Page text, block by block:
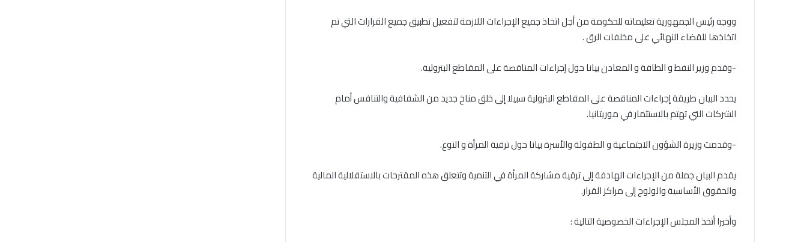
ووجه رئيس الجمهورية تعليماته للحكومة من أجل اتخاذ جميع الإجراءات اللازمة لتفعيل تطبيق جميع القرارات التي تم
اتخاذها للقضاء النهائي على مخلفات الرق .
-وقدم وزير النفط و الطاقة و المعادن بيانا حول إجراءات المناقصة على المقاطع البترولية.
يحدد البيان طريقة إجراءات المناقصة على المقاطع البترولية سبيلا إلى خلق مناخ جديد من الشفافية والتنافس أمام
الشركات التي تهتم بالاستثمار في موريتانيا.
-وقدمت وزيرة الشؤون الاجتماعية و الطفولة والأسرة بيانا حول ترقية المرأة و النوع.
يقدم البيان جملة من الإجراءات الهادفة إلى ترقية مشاركة المرأة في التنمية وتتعلق هذه المقترحات بالاستقلالية المالية
والحقوق الأساسية والولوج إلى مراكز القرار.
وأخيرا أتخذ المجلس الإجراءات الخصوصية التالية :